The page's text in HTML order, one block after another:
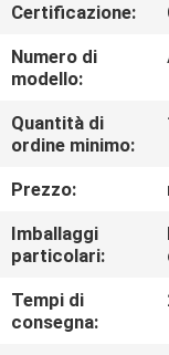
DI
QUALITÀ
RICHIEDA
UNA
CITAZIONE
Certificazione:
Numero di
modello:
Quantità di
ordine minimo:
Prezzo:
Imballaggi
particolari:
Tempi di
consegna: